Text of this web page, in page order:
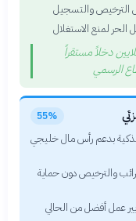
الترخيص والتسجيل
الحر لمنع الاستغلال
دخلاً مستقراً
الرسمي
55%
بدعم رأس مال خليجي
والترخيص دون حماية
عمل أفضل من الحالي